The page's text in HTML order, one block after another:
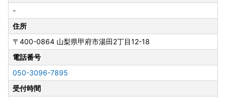
トップ特例申請が完結！
※パソコンを利用する場合でも「ふるまど」は利用できます
が、
個人認証を行う際に「IAM＜アイアム＞」スマートフォンア
プリが必要になります。
※従来通りの「書類郵送による申請」も引き続き利用可能で
-
住所
〒400-0864 山梨県甲府市湯田2丁目12-18
電話番号
050-3096-7895
受付時間